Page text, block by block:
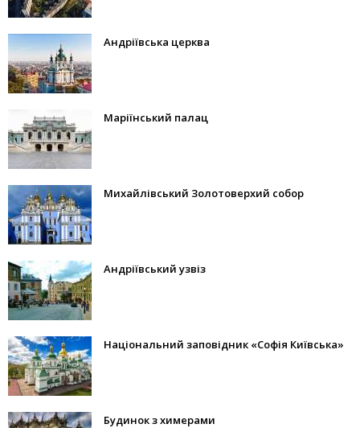
Андріївська церква
Маріїнський палац
Михайлівський Золотоверхий собор
Андріївський узвіз
Національний заповідник «Софія Київська»
Будинок з химерами